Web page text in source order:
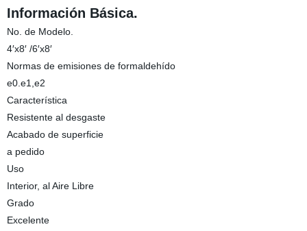
Información Básica.
No. de Modelo.
4′x8′ /6′x8′
Normas de emisiones de formaldehído
e0.e1,e2
Característica
Resistente al desgaste
Acabado de superficie
a pedido
Uso
Interior, al Aire Libre
Grado
Excelente